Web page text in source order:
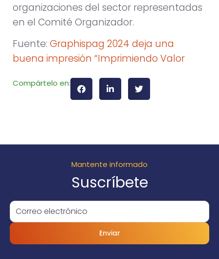
organizaciones del sector representadas
en el Comité Organizador.
Fuente: Graphispag 2024 deja una
buena impresión “Imprimiendo Valor
Compártelo en:
Mantente informado
Suscríbete
Enviar